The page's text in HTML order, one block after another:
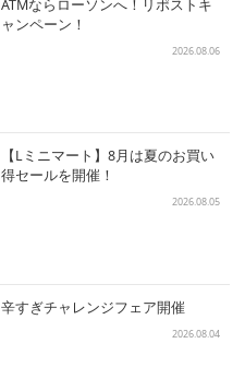
ATMならローソンへ！リポストキ
ャンペーン！
2026.08.06
【Lミニマート】8月は夏のお買い
得セールを開催！
2026.08.05
辛すぎチャレンジフェア開催
2026.08.04